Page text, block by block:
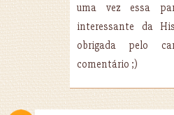
uma vez essa
interessante da
obrigada pelo
comentário ;)